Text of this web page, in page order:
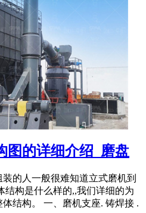
图的详细介绍_磨盘
的人一般很难知道立式磨机到
结构是什么样的,,我们详细的为
结构。 一、磨机支座. 铸焊接 .